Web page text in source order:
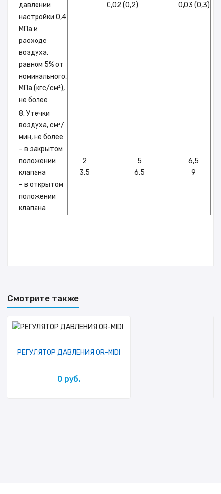
давлении
настройки 0,4
МПа и
расходе
воздуха,
равном 5% от
номинального,
МПа (кгс/см²),
не более
0,02 (0,2) 0,03 (0,3)
8. Утечки
воздуха, см³/
мин, не более
– в закрытом
положении
клапана
– в открытом
положении
клапана
2
3,5
5
6,5
6,5
9
Смотрите также
РЕГУЛЯТОР ДАВЛЕНИЯ OR-MIDI
0 руб.